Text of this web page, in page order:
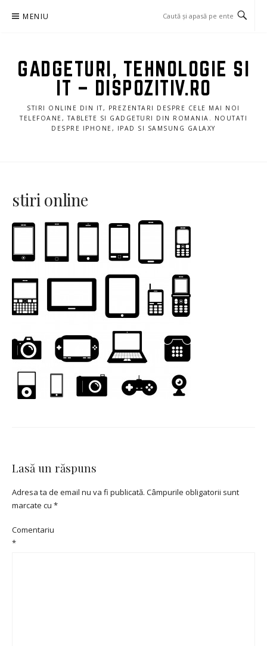
MENIU
GADGETURI, TEHNOLOGIE SI
IT – DISPOZITIV.RO
STIRI ONLINE DIN IT, PREZENTARI DESPRE CELE MAI NOI
TELEFOANE, TABLETE SI GADGETURI DIN ROMANIA. NOUTATI
DESPRE IPHONE, IPAD SI SAMSUNG GALAXY
stiri online
Lasă un răspuns
Adresa ta de email nu va fi publicată. Câmpurile obligatorii sunt
marcate cu *
Comentariu
*